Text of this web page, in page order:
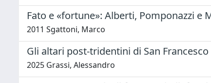
Fato e «fortune»: Alberti, Pomponazzi e
2011 Sgattoni, Marco
Gli altari post-tridentini di San
2025 Grassi, Alessandro